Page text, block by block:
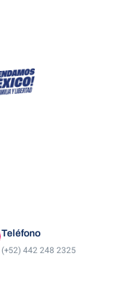
Teléfono
(+52) 442 248 2325